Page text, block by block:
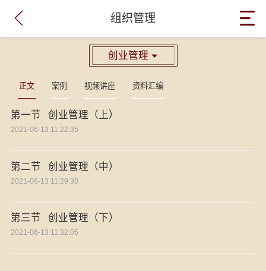
组织管理

创业管理 
正文 案例 视频讲座 资料汇编
第一节 创业管理（上）
2021-06-13 11:22:35
第二节 创业管理（中）
2021-06-13 11:29:30
第三节 创业管理（下）
2021-06-13 11:32:05